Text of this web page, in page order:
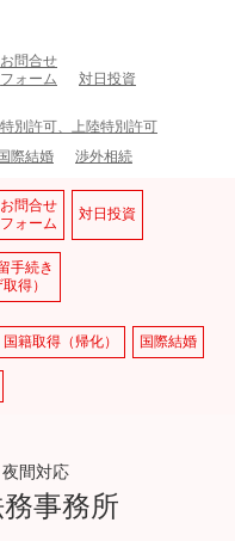
お問合せ
フォーム
対日投資
別許可、上陸特別許可
際結婚 渉外相続
お問合せ
フォーム
対日投資
手続き
得）
籍取得（帰化） 国際結婚
間対応
事務所